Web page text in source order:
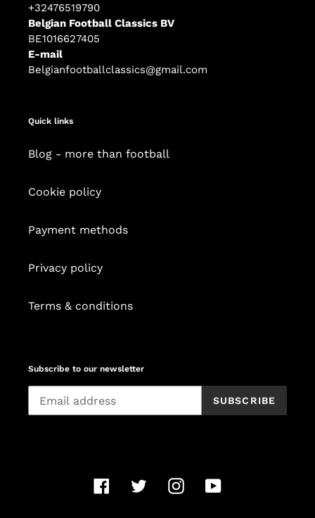
+32476519790
Belgian Football Classics BV
BE1016627405
E-mail
Belgianfootballclassics@gmail.com
Quick links
Blog - more than football
Cookie policy
Payment methods
Privacy policy
Terms & conditions
Subscribe to our newsletter
SUBSCRIBE
FacebookTwitterInstagramYouTube